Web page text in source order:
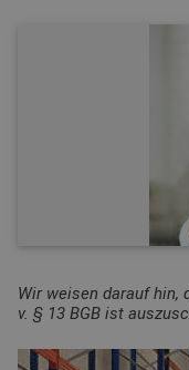
Wir weisen darauf hin,
v. § 13 BGB ist